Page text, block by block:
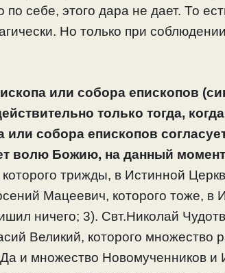
себе, этого дара не дает. То
Но только при
или собора епископов
только тогда,
или собора епископов
волю Божию, на данный
трижды, в Истинной
Мацеевич, которого тоже, в
ничего; 3). Свт.Николай
Великий, которого множество
и множество Новомученников и